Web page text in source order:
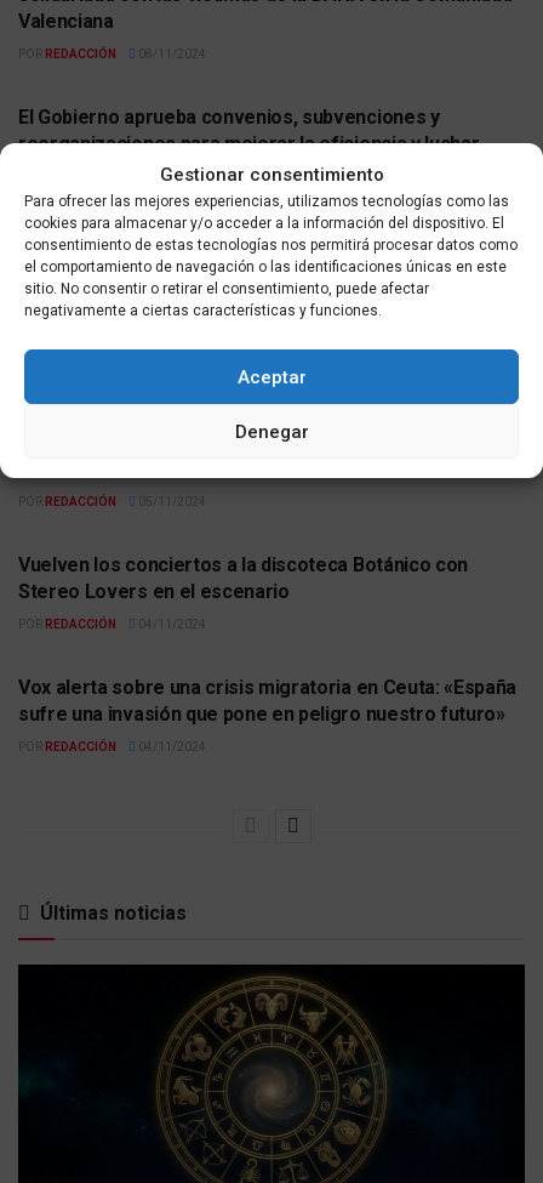
Gestionar consentimiento
Para ofrecer las mejores experiencias, utilizamos tecnologías como las
cookies para almacenar y/o acceder a la información del dispositivo. El
consentimiento de estas tecnologías nos permitirá procesar datos como
el comportamiento de navegación o las identificaciones únicas en este
sitio. No consentir o retirar el consentimiento, puede afectar
negativamente a ciertas características y funciones.
Aceptar
Denegar
Valenciana
POR REDACCIÓN 08/11/2024
El Gobierno aprueba convenios, subvenciones y
reorganizaciones para mejorar la eficiencia y luchar
contra la violencia de género
PORREDACCIÓN 05/11/2024
ACTUALIDAD
Octavio Salazar: “Los hombres debemos revisar nuestra
masculinidad y ser agentes de igualdad contra la
violencia machista”
PORREDACCIÓN 05/11/2024
esta lacra entre todos para construir un futuro sin
POR REDACCIÓN 05/11/2024
Vuelven los conciertos a la discoteca Botánico con
Stereo Lovers en el escenario
POR REDACCIÓN 04/11/2024
Vox alerta sobre una crisis migratoria en Ceuta: «España
sufre una invasión que pone en peligro nuestro futuro»
POR REDACCIÓN 04/11/2024
Últimas noticias